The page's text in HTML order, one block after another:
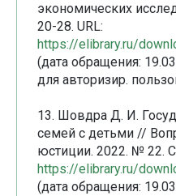
экономических
20-28. URL:
https://elibrary.ru/
(дата обращения:
для авторизир.
13. Шовдра Д. И.
семей с детьми //
юстиции. 2022. № 22.
https://elibrary.ru/
(дата обращения: